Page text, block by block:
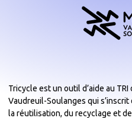
Tricycle est un outil d’aide au
Vaudreuil-Soulanges qui s’inscrit
la réutilisation, du recyclage et